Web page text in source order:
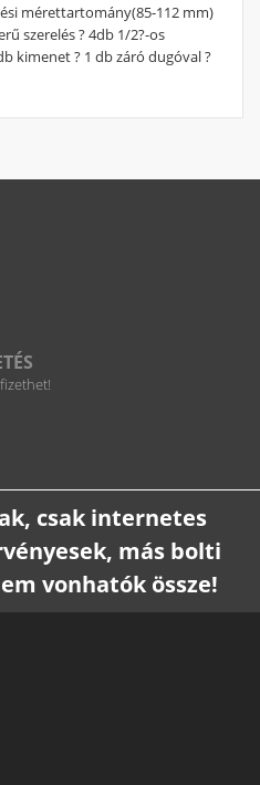
mérettartomány(85-112 mm)
szerelés ? 4db 1/2?-os
kimenet ? 1 db záró dugóval ?
csak internetes
más bolti
vonhatók össze!